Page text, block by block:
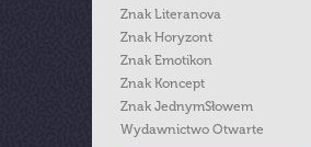
Znak Literanova
Znak Horyzont
Znak Emotikon
Znak Koncept
Znak JednymSłowem
Wydawnictwo Otwarte